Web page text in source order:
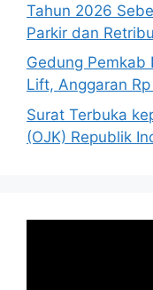
Tahun 2026
Parkir dan
Gedung Pemkab
Lift, Anggaran
Surat Terbuka
(OJK) Republik